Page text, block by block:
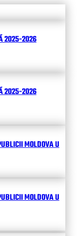
2025-2026
2025-2026
MOLDOVA U
MOLDOVA U